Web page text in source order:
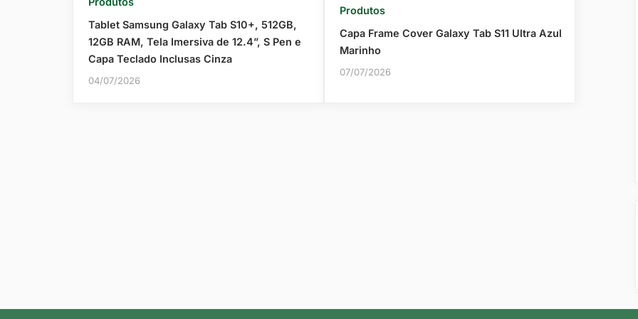
Tablet Samsung Galaxy Tab S10+, 512GB,
12GB RAM, Tela Imersiva de 12.4”, S Pen e
Capa Teclado Inclusas Cinza
04/07/2026
Produtos
Capa Frame Cover Galaxy Tab S11 Ultra Azul
Marinho
07/07/2026